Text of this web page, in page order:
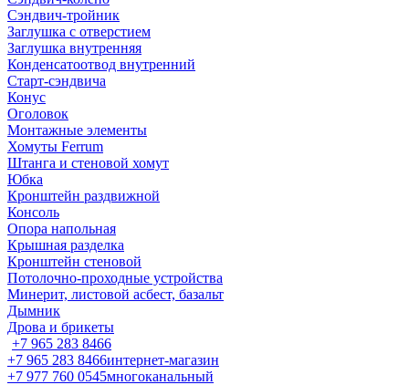
Сэндвич-тройник
Заглушка с отверстием
Заглушка внутренняя
Конденсатоотвод внутренний
Старт-сэндвича
Конус
Оголовок
Монтажные элементы
Хомуты Ferrum
Штанга и стеновой хомут
Юбка
Кронштейн раздвижной
Консоль
Опора напольная
Крышная разделка
Кронштейн стеновой
Потолочно-проходные устройства
Минерит, листовой асбест, базальт
Дымник
Дрова и брикеты
+7 965 283 8466
+7 965 283 8466интернет-магазин
+7 977 760 0545многоканальный